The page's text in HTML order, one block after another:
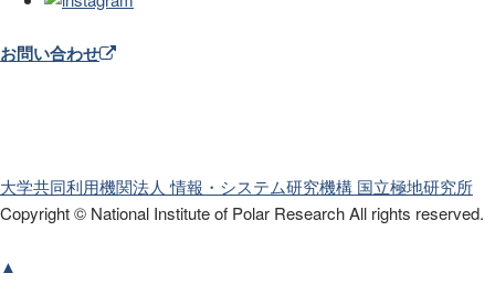
お問い合わせ
大学共同利用機関法人 情報・システム研究機構 国立極地研究所
Copyright © National Institute of Polar ResearchAll rights reserved.
▲